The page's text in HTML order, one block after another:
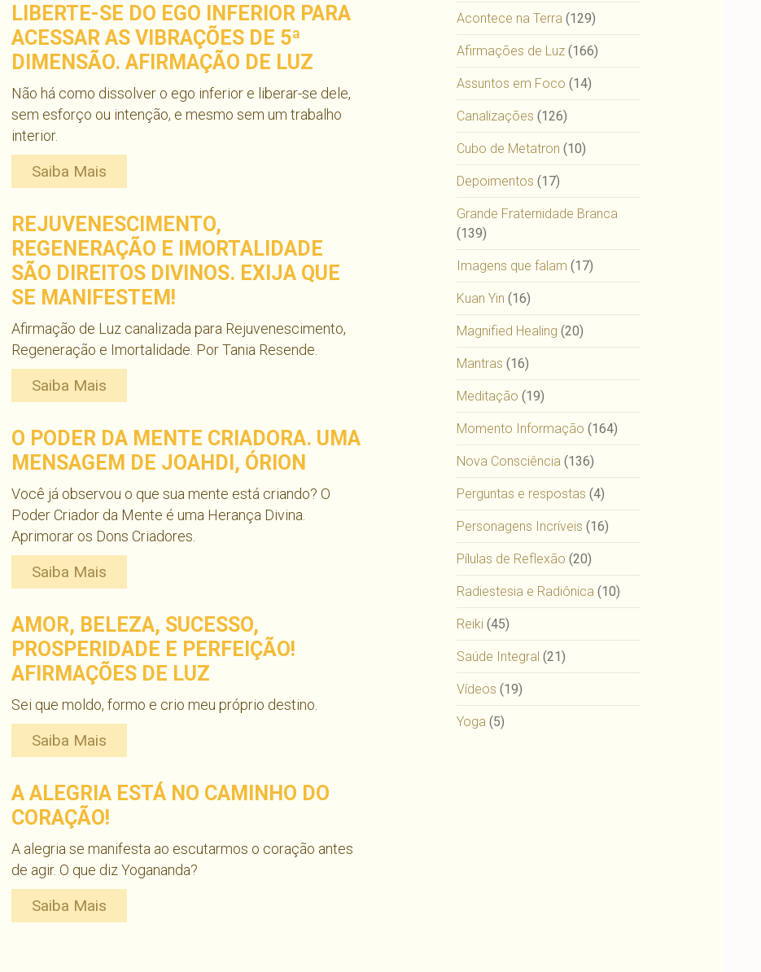
LIBERTE-SE DO EGO INFERIOR PARA
ACESSAR AS VIBRAÇÕES DE 5ª
DIMENSÃO. AFIRMAÇÃO DE LUZ
Não há como dissolver o ego inferior e liberar-se dele,
sem esforço ou intenção, e mesmo sem um trabalho
interior.
Saiba Mais
REJUVENESCIMENTO,
REGENERAÇÃO E IMORTALIDADE
SÃO DIREITOS DIVINOS. EXIJA QUE
SE MANIFESTEM!
Afirmação de Luz canalizada para Rejuvenescimento,
Regeneração e Imortalidade. Por Tania Resende.
Saiba Mais
O PODER DA MENTE CRIADORA. UMA
MENSAGEM DE JOAHDI, ÓRION
Você já observou o que sua mente está criando? O
Poder Criador da Mente é uma Herança Divina.
Aprimorar os Dons Criadores.
Saiba Mais
AMOR, BELEZA, SUCESSO,
PROSPERIDADE E PERFEIÇÃO!
AFIRMAÇÕES DE LUZ
Sei que moldo, formo e crio meu próprio destino.
Saiba Mais
A ALEGRIA ESTÁ NO CAMINHO DO
CORAÇÃO!
A alegria se manifesta ao escutarmos o coração antes
de agir. O que diz Yogananda?
Saiba Mais
Acontece na Terra (129)
Afirmações de Luz (166)
Assuntos em Foco (14)
Canalizações (126)
Cubo de Metatron (10)
Depoimentos (17)
Grande Fraternidade Branca
(139)
Imagens que falam (17)
Kuan Yin (16)
Magnified Healing (20)
Mantras (16)
Meditação (19)
Momento Informação (164)
Nova Consciência (136)
Perguntas e respostas (4)
Personagens Incríveis (16)
Pílulas de Reflexão (20)
Radiestesia e Radiônica (10)
Reiki (45)
Saúde Integral (21)
Vídeos (19)
Yoga (5)